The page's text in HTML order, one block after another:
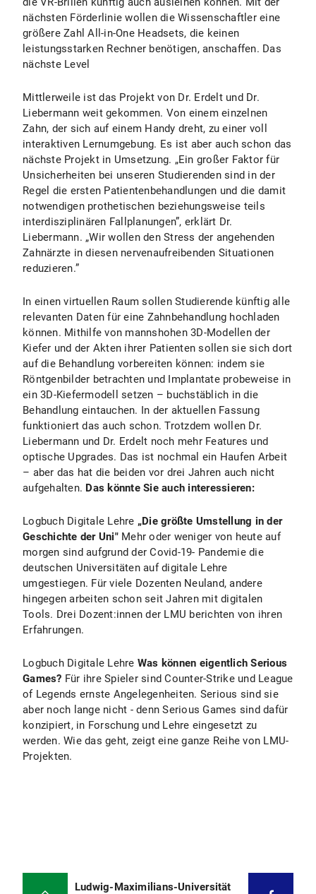
nächsten Förderlinie wollen die Wissenschaftler eine
größere Zahl All-in-One Headsets, die keinen
leistungsstarken Rechner benötigen, anschaffen. Das
nächste Level
Mittlerweile ist das Projekt von Dr. Erdelt und Dr.
Liebermann weit gekommen. Von einem einzelnen
Zahn, der sich auf einem Handy dreht, zu einer voll
interaktiven Lernumgebung. Es ist aber auch schon das
nächste Projekt in Umsetzung. „Ein großer Faktor für
Unsicherheiten bei unseren Studierenden sind in der
Regel die ersten Patientenbehandlungen und die damit
notwendigen prothetischen beziehungsweise teils
interdisziplinären Fallplanungen”, erklärt Dr.
Liebermann. „Wir wollen den Stress der angehenden
Zahnärzte in diesen nervenaufreibenden Situationen
reduzieren.”
In einen virtuellen Raum sollen Studierende künftig alle
relevanten Daten für eine Zahnbehandlung hochladen
können. Mithilfe von mannshohen 3D-Modellen der
Kiefer und der Akten ihrer Patienten sollen sie sich dort
auf die Behandlung vorbereiten können: indem sie
Röntgenbilder betrachten und Implantate probeweise in
ein 3D-Kiefermodell setzen – buchstäblich in die
Behandlung eintauchen. In der aktuellen Fassung
funktioniert das auch schon. Trotzdem wollen Dr.
Liebermann und Dr. Erdelt noch mehr Features und
optische Upgrades. Das ist nochmal ein Haufen Arbeit
– aber das hat die beiden vor drei Jahren auch nicht
aufgehalten. Das könnte Sie auch interessieren:
Logbuch Digitale Lehre „Die größte Umstellung in der
Geschichte der Uni"Mehr oder weniger von heute auf
morgen sind aufgrund der Covid-19- Pandemie die
deutschen Universitäten auf digitale Lehre
umgestiegen. Für viele Dozenten Neuland, andere
hingegen arbeiten schon seit Jahren mit digitalen
Tools. Drei Dozent:innen der LMU berichten von ihren
Erfahrungen.
Logbuch Digitale Lehre Was können eigentlich Serious
Games? Für ihre Spieler sind Counter-Strike und League
of Legends ernste Angelegenheiten. Serious sind sie
aber noch lange nicht - denn Serious Games sind dafür
konzipiert, in Forschung und Lehre eingesetzt zu
werden. Wie das geht, zeigt eine ganze Reihe von LMU-
Projekten.
Ludwig-Maximilians-Universität